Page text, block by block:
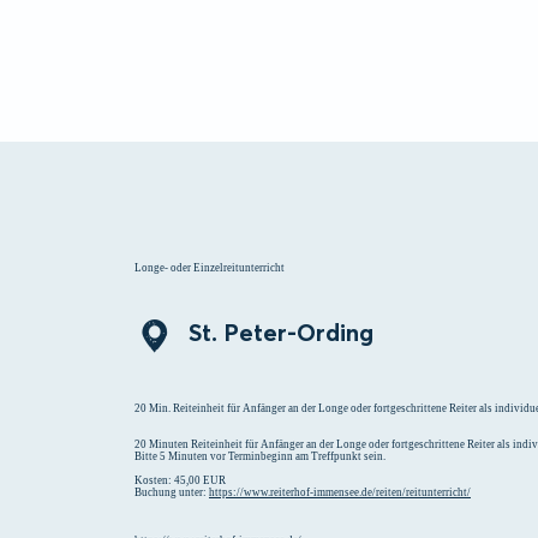
Longe- oder Einzelreitunterricht
St. Peter-Ording
20 Min. Reiteinheit für Anfänger an der Longe oder fortgeschrittene Reiter als
20 Minuten Reiteinheit für Anfänger an der Longe oder fortgeschrittene Reiter als
Bitte 5 Minuten vor Terminbeginn am Treffpunkt sein.
Kosten: 45,00 EUR
Buchung unter: https://www.reiterhof-immensee.de/reiten/reitunterricht/